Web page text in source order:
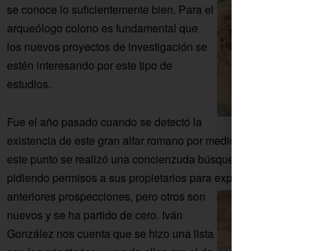
se conoce lo suficientemente bien. Para el
arqueólogo colono es fundamental que
los nuevos proyectos de investigación se
estén interesando por este tipo de
estudios.
Fue el año pasado cuando se detectó la
existencia de este gran alfar romano por medio de estudios
este punto se realizó una concienzuda búsqueda por
pidiendo permisos a sus propietarios para explorar.
anteriores prospecciones, pero otros son
nuevos y se ha partido de cero. Iván
González nos cuenta que se hizo una lista